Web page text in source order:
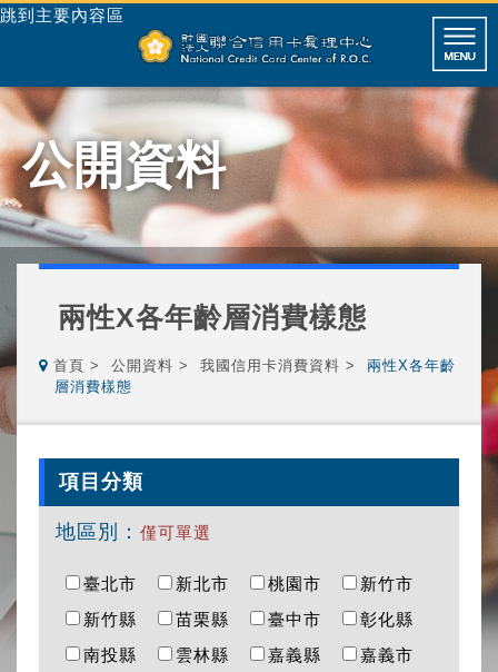
跳到主要內容區
公開資料
兩性X各年齡層消費樣態
首頁 公開資料 我國信用卡消費資料
兩性X各年齡
層消費樣態
項目分類
地區別： 僅可單選
臺北市 新北市 桃園市
新竹市
新竹縣
苗栗縣 臺中市
彰化縣
南投縣
雲林縣 嘉義縣
嘉義市